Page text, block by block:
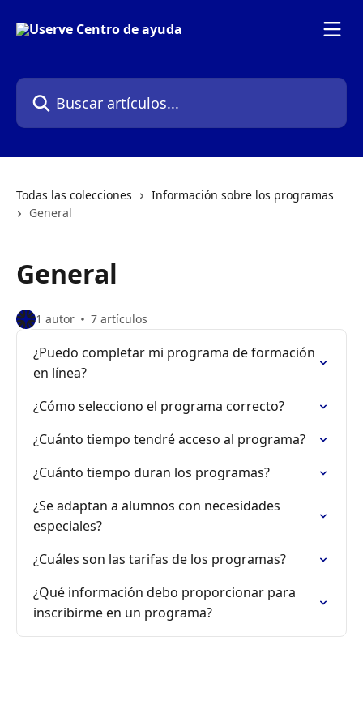
Buscar artículos...
Todas las colecciones
Información sobre los programas
General
General
1 autor 7 artículos
¿Puedo completar mi programa de formación
en línea?
¿Cómo selecciono el programa correcto?
¿Cuánto tiempo tendré acceso al programa?
¿Cuánto tiempo duran los programas?
¿Se adaptan a alumnos con necesidades
especiales?
¿Cuáles son las tarifas de los programas?
¿Qué información debo proporcionar para
inscribirme en un programa?